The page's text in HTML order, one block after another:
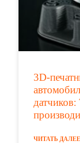
3D-
ЧИТАТЬ